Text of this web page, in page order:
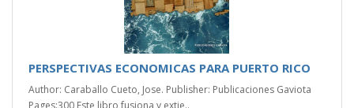
PERSPECTIVAS ECONOMICAS PARA PUERTO RICO
Author: Caraballo Cueto, Jose. Publisher: Publicaciones Gaviota
Pages:300 Este libro fusiona y extie..